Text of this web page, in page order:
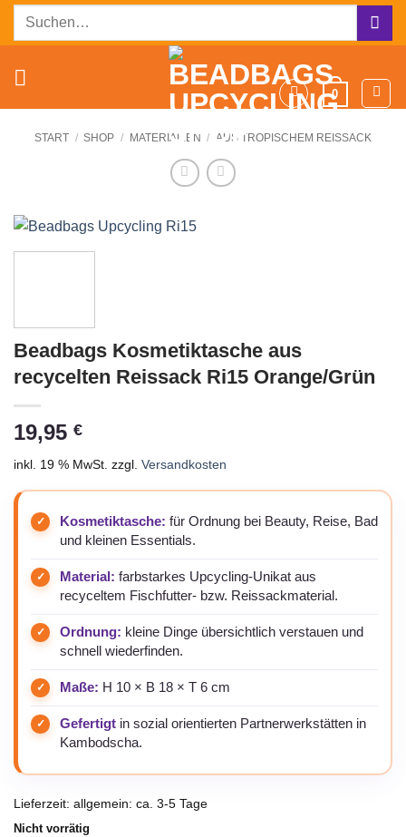
ZumSuchen
0
START / SHOP / MATERIALIEN / AUS TROPISCHEM REISSACK
Beadbags Kosmetiktasche aus
recycelten Reissack Ri15 Orange/Grün
19,95 €
inkl. 19 % MwSt. zzgl. Versandkosten
Kosmetiktasche: für Ordnung bei Beauty, Reise, Bad
und kleinen Essentials.
Material: farbstarkes Upcycling-Unikat aus
recyceltem Fischfutter- bzw. Reissackmaterial.
Ordnung: kleine Dinge übersichtlich verstauen und
schnell wiederfinden.
Maße: H 10 × B 18 × T 6 cm
Gefertigt in sozial orientierten Partnerwerkstätten in
Kambodscha.
Lieferzeit: allgemein: ca. 3-5 Tage
Nicht vorrätig